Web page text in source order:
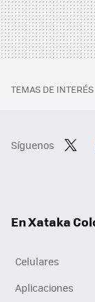
TEMAS DE INTERÉS
Síguenos
En Xataka
Celulares
Aplicaciones